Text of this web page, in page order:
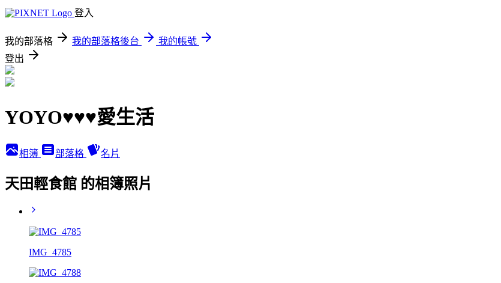
登入
我的部落格 我的部落格後台
我的帳號
登出
YOYO♥♥♥愛生活
相簿 部落格 名片
天田輕食館 的相簿照片
IMG_4785